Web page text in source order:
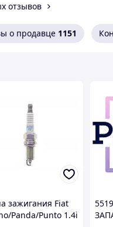
отзывов
о продавце 1151
зажигания Fiat
Panda/Punto 1.4i